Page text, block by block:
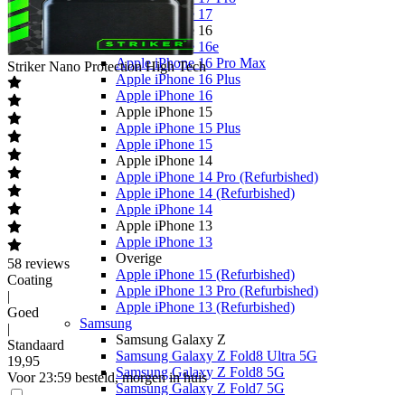
Apple iPhone 17
Apple iPhone 16
Apple iPhone 16e
Apple iPhone 16 Pro Max
Apple iPhone 16 Plus
Apple iPhone 16
Apple iPhone 15
Apple iPhone 15 Plus
Apple iPhone 15
Apple iPhone 14
Apple iPhone 14 Pro (Refurbished)
Apple iPhone 14 (Refurbished)
Apple iPhone 14
Apple iPhone 13
Apple iPhone 13
Overige
Apple iPhone 15 (Refurbished)
Apple iPhone 13 Pro (Refurbished)
Apple iPhone 13 (Refurbished)
Samsung
Samsung Galaxy Z
Samsung Galaxy Z Fold8 Ultra 5G
Samsung Galaxy Z Fold8 5G
Samsung Galaxy Z Fold7 5G
Striker Nano Protection High Tech
58 reviews
Coating
|
Goed
|
Standaard
19,95
Voor 23:59 besteld, morgen in huis